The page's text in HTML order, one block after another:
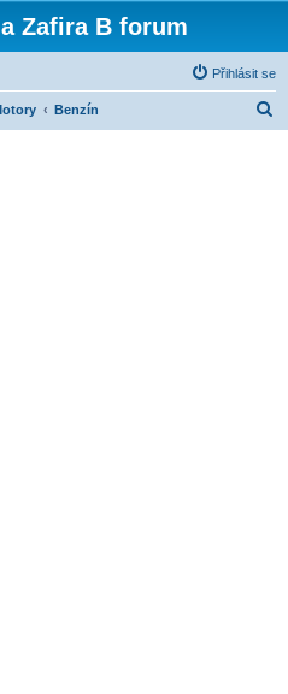
Zafira B forum
Přihlásit se
Benzín